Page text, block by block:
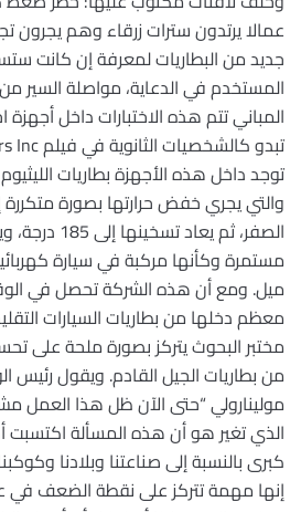
عمالا يرتدون سترات زرقاء وهم يجرون
جديد من البطاريات لمعرفة إن كانت
المستخدم في الدعاية، مواصلة
المباني تتم هذه الاختبارات داخل أجهزة
تبدو كالشخصيات الثانوية في فيلم Monsters Inc..
توجد داخل هذه الأجهزة بطاريات
الصفر، ثم
ميل. ومع أن هذه الشركة تحصل في
معظم دخلها من بطاريات السيارات
مختبر البحوث يتركز بصورة ملحة على
من بطاريات الجيل القادم. ويقول رئيس
مولينارولي “حتى الآن ظل هذا العمل
الذي تغير هو أن هذه المسألة اكتسبت
كبرى بالنسبة إلى صناعتنا وبلادنا
إنها مهمة تتركز على نقطة الضعف في